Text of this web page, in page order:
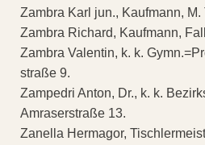
Zambra Karl jun., Kaufmann, M.
Zambra Richard, Kaufmann,
Zambra Valentin, k. k.
straße 9.
Zampedri Anton, Dr., k. k.
Amraserstraße 13.
Zanella Hermagor,